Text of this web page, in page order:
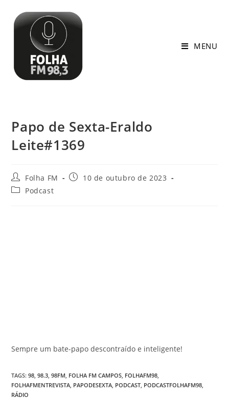
MENU
Papo de Sexta-Eraldo
Leite#1369
Folha FM
10 de outubro de 2023
Podcast
Sempre um bate-papo descontraído e inteligente!
TAGS:98 98.3 98FM FOLHA FM CAMPOS FOLHAFM98
FOLHAFMENTREVISTA PAPODESEXTA PODCAST PODCASTFOLHAFM98
RÁDIO